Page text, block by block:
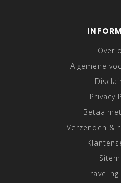
Over
Algemene
Privacy
Verzenden &